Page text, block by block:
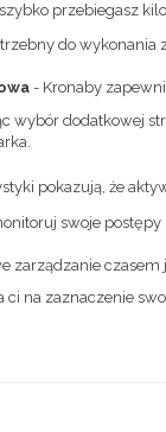
przebiegasz
do wykonania
- Kronaby
wybór dodatkowej
pokazują, że
swoje postępy
zarządzanie
na zaznaczenie